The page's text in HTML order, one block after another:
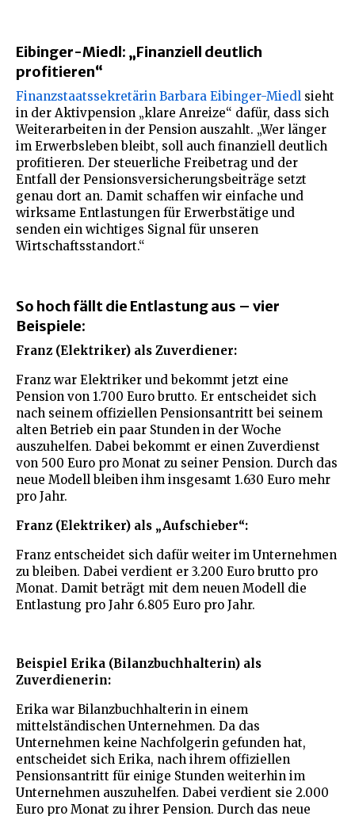
Eibinger-Miedl: „Finanziell deutlich
profitieren“
Finanzstaatssekretärin Barbara Eibinger-Miedl sieht
in der Aktivpension „klare Anreize“ dafür, dass sich
Weiterarbeiten in der Pension auszahlt. „Wer länger
im Erwerbsleben bleibt, soll auch finanziell deutlich
profitieren. Der steuerliche Freibetrag und der
Entfall der Pensionsversicherungsbeiträge setzt
genau dort an. Damit schaffen wir einfache und
wirksame Entlastungen für Erwerbstätige und
senden ein wichtiges Signal für unseren
Wirtschaftsstandort.“
So hoch fällt die Entlastung aus – vier
Beispiele:
Franz (Elektriker) als Zuverdiener:
Franz war Elektriker und bekommt jetzt eine
Pension von 1.700 Euro brutto. Er entscheidet sich
nach seinem offiziellen Pensionsantritt bei seinem
alten Betrieb ein paar Stunden in der Woche
auszuhelfen. Dabei bekommt er einen Zuverdienst
von 500 Euro pro Monat zu seiner Pension. Durch das
neue Modell bleiben ihm insgesamt 1.630 Euro mehr
pro Jahr.
Franz (Elektriker) als „Aufschieber“:
Franz entscheidet sich dafür weiter im Unternehmen
zu bleiben. Dabei verdient er 3.200 Euro brutto pro
Monat. Damit beträgt mit dem neuen Modell die
Entlastung pro Jahr 6.805 Euro pro Jahr.
Beispiel Erika (Bilanzbuchhalterin) als
Zuverdienerin:
Erika war Bilanzbuchhalterin in einem
mittelständischen Unternehmen. Da das
Unternehmen keine Nachfolgerin gefunden hat,
entscheidet sich Erika, nach ihrem offiziellen
Pensionsantritt für einige Stunden weiterhin im
Unternehmen auszuhelfen. Dabei verdient sie 2.000
Euro pro Monat zu ihrer Pension. Durch das neue